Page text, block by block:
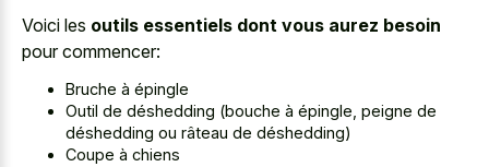
Voici les outils essentiels dont vous aurez besoin
pour commencer:
Bruche à épingle
Outil de déshedding (bouche à épingle, peigne de
déshedding ou râteau de déshedding)
Coupe à chiens